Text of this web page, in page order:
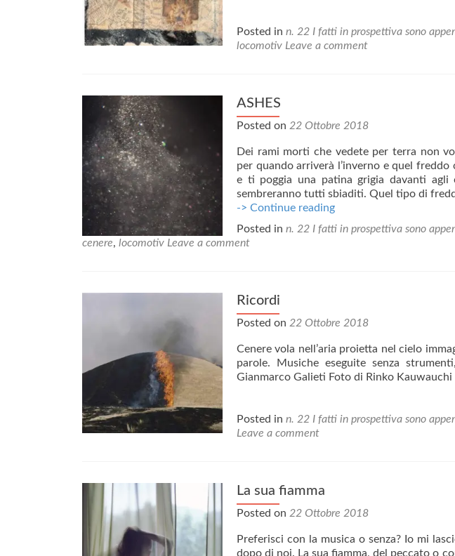
Posted in n. 22 I fatti in prospettiva sono
locomotiv Leave a comment
ASHES
Posted on 22 Ottobre 2018
Dei rami morti che vedete per terra non
per quando arriverà l’inverno e quel
e ti poggia una patina grigia davanti
sembreranno tutti sbiaditi. Quel tipo di
-> Continue readingASHES
Posted in n. 22 I fatti in prospettiva sono
cenere, locomotiv Leave a comment
Ricordi
Posted on 22 Ottobre 2018
Cenere vola nell’aria proietta nel cielo
parole. Musiche eseguite senza
Gianmarco Galieti Foto di Rinko Kauwauchi
Posted in n. 22 I fatti in prospettiva sono
Leave a comment
La sua fiamma
Posted on 22 Ottobre 2018
Preferisci con la musica o senza? Io mi
dopo di noi. La sua fiamma, del peccato o